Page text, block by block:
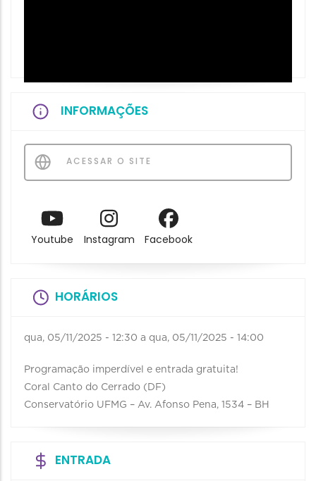
INFORMAÇÕES
ACESSAR O SITE
Youtube Instagram Facebook
HORÁRIOS
qua, 05/11/2025 - 12:30 a qua, 05/11/2025 - 14:00
Programação imperdível e entrada gratuita!
Coral Canto do Cerrado (DF)
Conservatório UFMG – Av. Afonso Pena, 1534 – BH
ENTRADA